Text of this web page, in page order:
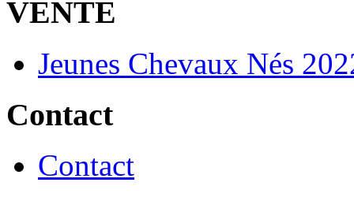
VENTE
Jeunes Chevaux Nés
Contact
Contact